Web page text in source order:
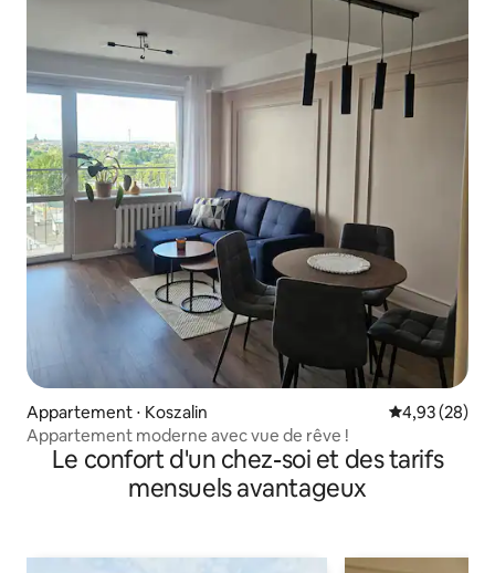
Appartement ⋅ Koszalin Évaluation
4,93 (28)
Appartement moderne avec vue de rêve !
Le confort d'un chez-soi et des tarifs
mensuels avantageux